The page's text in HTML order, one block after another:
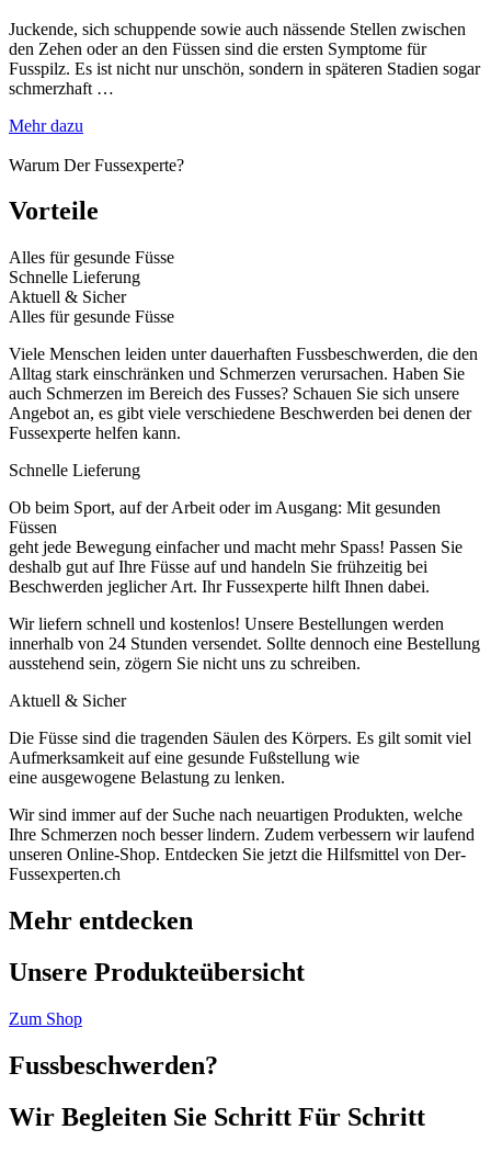
FUSSPILZ
Mittelschwerer fusspilz
schwerer fusspilz
leichter fusspilz
Mittelschwerer fusspilz
schwerer fusspilz
Juckende, sich schuppende sowie auch nässende Stellen zwischen
den Zehen oder an den Füssen sind die ersten Symptome für
Fusspilz. Es ist nicht nur unschön, sondern in späteren Stadien sogar
schmerzhaft …
Mehr dazu
Warum Der Fussexperte?
Vorteile
Alles für gesunde Füsse
Schnelle Lieferung
Aktuell & Sicher
Alles für gesunde Füsse
Viele Menschen leiden unter dauerhaften Fussbeschwerden, die den
Alltag stark einschränken und Schmerzen verursachen. Haben Sie
auch Schmerzen im Bereich des Fusses? Schauen Sie sich unsere
Angebot an, es gibt viele verschiedene Beschwerden bei denen der
Fussexperte helfen kann.
Schnelle Lieferung
Ob beim Sport, auf der Arbeit oder im Ausgang: Mit gesunden
Füssen
geht jede Bewegung einfacher und macht mehr Spass! Passen Sie
deshalb gut auf Ihre Füsse auf und handeln Sie frühzeitig bei
Beschwerden jeglicher Art. Ihr Fussexperte hilft Ihnen dabei.
Wir liefern schnell und kostenlos! Unsere Bestellungen werden
innerhalb von 24 Stunden versendet. Sollte dennoch eine Bestellung
ausstehend sein, zögern Sie nicht uns zu schreiben.
Aktuell & Sicher
Die Füsse sind die tragenden Säulen des Körpers. Es gilt somit viel
Aufmerksamkeit auf eine gesunde Fußstellung wie
eine ausgewogene Belastung zu lenken.
Wir sind immer auf der Suche nach neuartigen Produkten, welche
Ihre Schmerzen noch besser lindern. Zudem verbessern wir laufend
unseren Online-Shop. Entdecken Sie jetzt die Hilfsmittel von Der-
Fussexperten.ch
Mehr entdecken
Unsere Produkteübersicht
Zum Shop
Fussbeschwerden?
Wir Begleiten Sie Schritt Für Schritt